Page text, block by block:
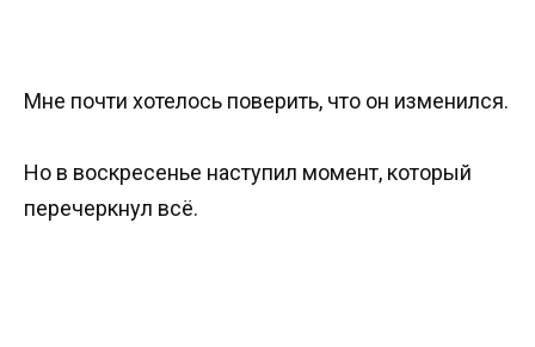
Мне почти хотелось поверить, что он изменился.
Но в воскресенье наступил момент, который
перечеркнул всё.